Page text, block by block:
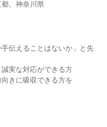
、神奈川県
伝えることはないか」と先
実な対応ができる方
きに吸収できる方を